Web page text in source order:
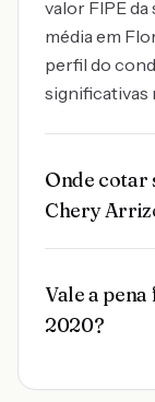
valor FIPE da
média em
perfil do
significativas
Onde cotar
Chery
Vale a
2020?